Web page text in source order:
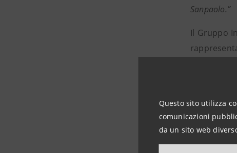
Questo sito utilizza
comunicazioni
da un sito web
Sanpaolo.”
Il Gruppo
Il Gruppo
ed è in
italiane.